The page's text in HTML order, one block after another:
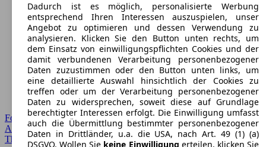
Forum Startseite
Alle Auto-Foren
Themen-Forum
Dadurch ist es möglich, personalisierte Werbung
entsprechend Ihren Interessen auszuspielen, unser
Angebot zu optimieren und dessen Verwendung zu
analysieren. Klicken Sie den Button unten rechts, um
dem Einsatz von einwilligungspflichten Cookies und der
damit verbundenen Verarbeitung personenbezogener
Daten zuzustimmen oder den Button unten links, um
eine detaillierte Auswahl hinsichtlich der Cookies zu
treffen oder um der Verarbeitung personenbezogener
Daten zu widersprechen, soweit diese auf Grundlage
berechtigter Interessen erfolgt. Die Einwilligung umfasst
auch die Übermittlung bestimmter personenbezogener
Daten in Drittländer, u.a. die USA, nach Art. 49 (1) (a)
DSGVO. Wollen Sie keine Einwilligung erteilen, klicken Sie